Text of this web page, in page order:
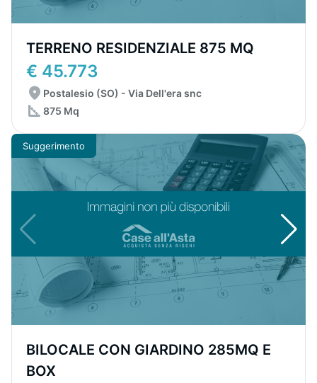
TERRENO RESIDENZIALE 875 MQ
€ 45.773
Postalesio (SO) - Via Dell'era snc
875 Mq
Suggerimento
BILOCALE CON GIARDINO 285MQ E
BOX